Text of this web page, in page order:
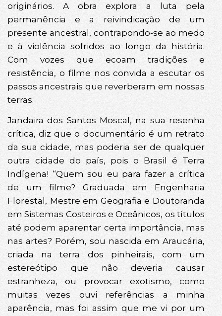
originários. A obra explora a luta pela
permanência e a reivindicação de um
presente ancestral, contrapondo-se ao medo
e à violência sofridos ao longo da história.
Com vozes que ecoam tradições e
resistência, o filme nos convida a escutar os
passos ancestrais que reverberam em nossas
terras.
Jandaira dos Santos Moscal, na sua resenha
crítica, diz que o documentário é um retrato
da sua cidade, mas poderia ser de qualquer
outra cidade do país, pois o Brasil é Terra
Indígena! “Quem sou eu para fazer a crítica
de um filme? Graduada em Engenharia
Florestal, Mestre em Geografia e Doutoranda
em Sistemas Costeiros e Oceânicos, os títulos
até podem aparentar certa importância, mas
nas artes? Porém, sou nascida em Araucária,
criada na terra dos pinheirais, com um
estereótipo que não deveria causar
estranheza, ou provocar exotismo, como
muitas vezes ouvi referências a minha
aparência, mas foi assim que me vi por um